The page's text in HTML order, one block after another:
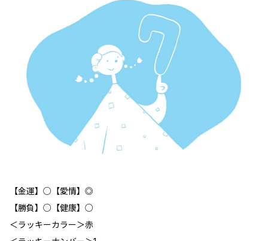
【金運】○【愛情】◎
【勝負】○【健康】○
＜ラッキーカラー＞赤